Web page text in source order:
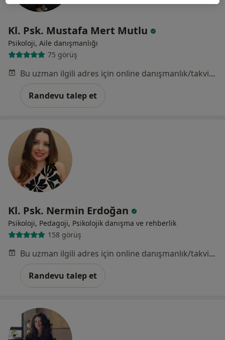
Kl. Psk. Mustafa Mert Mutlu
Psikoloji, Aile danışmanlığı
75 görüş
Bu uzman ilgili adres için online danışmanlık/takvim sunmuyor.
Randevu talep et
Kl. Psk. Nermin Erdoğan
Psikoloji, Pedagoji, Psikolojik danışma ve rehberlik
158 görüş
Bu uzman ilgili adres için online danışmanlık/takvim sunmuyor.
Randevu talep et